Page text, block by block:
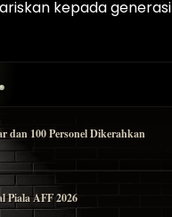
kepada generasi
dan 100 Personel Dikerahkan
Piala AFF 2026